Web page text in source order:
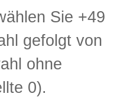
Sie +49
gefolgt von
ohne
0).